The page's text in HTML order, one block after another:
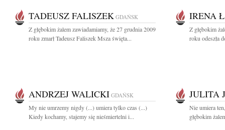
TADEUSZ FALISZEK GDAŃSK
Z głębokim żalem zawiadamiamy, że 27 grudnia 2009
roku zmarł Tadeusz Faliszek Msza święta...
IRENA
Z głębokim
roku odeszła
ANDRZEJ WALICKI GDAŃSK
My nie umrzemy nigdy (...) umiera tylko czas (...)
Kiedy kochamy, stajemy się nieśmiertelni i...
JULITA
Nie umiera
głębokim